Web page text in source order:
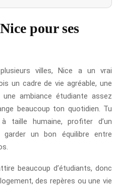
pour ses
villes, Nice a un vrai
un cadre de vie agréable, une
ambiance étudiante assez
beaucoup ton quotidien. Tu
taille humaine, profiter d’un
garder un bon équilibre entre
beaucoup d’étudiants, donc
des repères ou une vie